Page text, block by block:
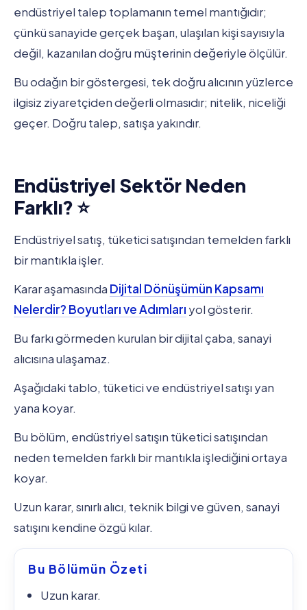
endüstriyel talep toplamanın temel mantığıdır;
çünkü sanayide gerçek başarı, ulaşılan kişi sayısıyla
değil, kazanılan doğru müşterinin değeriyle ölçülür.
Bu odağın bir göstergesi, tek doğru alıcının yüzlerce
ilgisiz ziyaretçiden değerli olmasıdır; nitelik, niceliği
geçer. Doğru talep, satışa yakındır.
Endüstriyel Sektör Neden
Farklı? ⭐
Endüstriyel satış, tüketici satışından temelden farklı
bir mantıkla işler.
Karar aşamasında Dijital Dönüşümün Kapsamı
Nelerdir? Boyutları ve Adımları yol gösterir.
Bu farkı görmeden kurulan bir dijital çaba, sanayi
alıcısına ulaşamaz.
Aşağıdaki tablo, tüketici ve endüstriyel satışı yan
yana koyar.
Bu bölüm, endüstriyel satışın tüketici satışından
neden temelden farklı bir mantıkla işlediğini ortaya
koyar.
Uzun karar, sınırlı alıcı, teknik bilgi ve güven, sanayi
satışını kendine özgü kılar.
Bu Bölümün Özeti
Uzun karar.